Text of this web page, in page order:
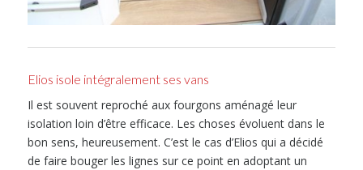
Elios isole intégralement ses vans
Il est souvent reproché aux fourgons aménagé leur
isolation loin d’être efficace. Les choses évoluent dans le
bon sens, heureusement. C’est le cas d’Elios qui a décidé
de faire bouger les lignes sur ce point en adoptant un